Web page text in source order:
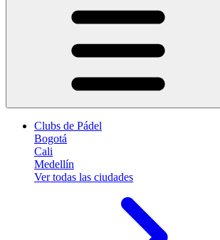
Clubs de Pádel
Bogotá
Cali
Medellín
Ver todas las ciudades